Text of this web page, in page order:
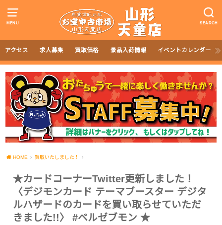
MENU SEARCH
アクセス 求人募集 買取価格 景品入荷情報 イベントカレンダー
HOME 買取いたしました！
★カードコーナーTwitter更新しました！
〈デジモンカード テーマブースター デジタ
ルハザードのカードを買い取らせていただ
きました!!〉 #ベルゼブモン ★